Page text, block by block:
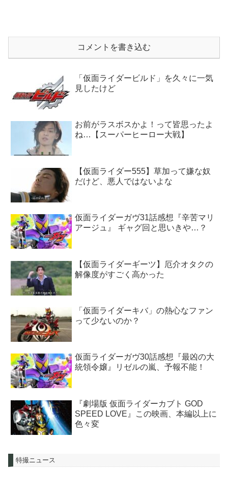
コメントを書き込む
「仮面ライダービルド」を久々に一気
見したけど
お前がラスボスかよ！って皆思ったよ
ね…【スーパーヒーロー大戦】
【仮面ライダー555】草加って嫌な奴
だけど、悪人ではないよな
仮面ライダーガヴ31話感想『辛苦マリ
アージュ』 ギャグ回と思いきや…？
【仮面ライダーギーツ】厄介オタクの
解像度がすごく高かった
「仮面ライダーキバ」の熱心なファン
って少ないのか？
仮面ライダーガヴ30話感想『最凶の大
統領令嬢』リゼルの嵐、予報不能！
『劇場版 仮面ライダーカブト GOD
SPEED LOVE』この映画、本編以上に
色々変
特撮ニュース